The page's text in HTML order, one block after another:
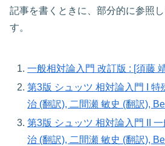
記事を書くときに、部分的に参照
す。
一般相対論入門 改訂版 : [須藤
第3版 シュッツ 相対論入門 I 特
治 (翻訳), 二間瀬 敏史 (翻訳),
第3版 シュッツ 相対論入門 II
治 (翻訳), 二間瀬 敏史 (翻訳),